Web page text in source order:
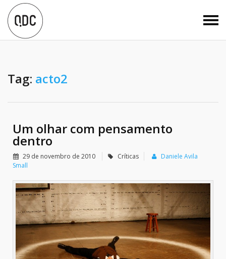
Tag: acto2
Um olhar com pensamento
dentro
29 de novembro de 2010 Críticas
Daniele Avila
Small